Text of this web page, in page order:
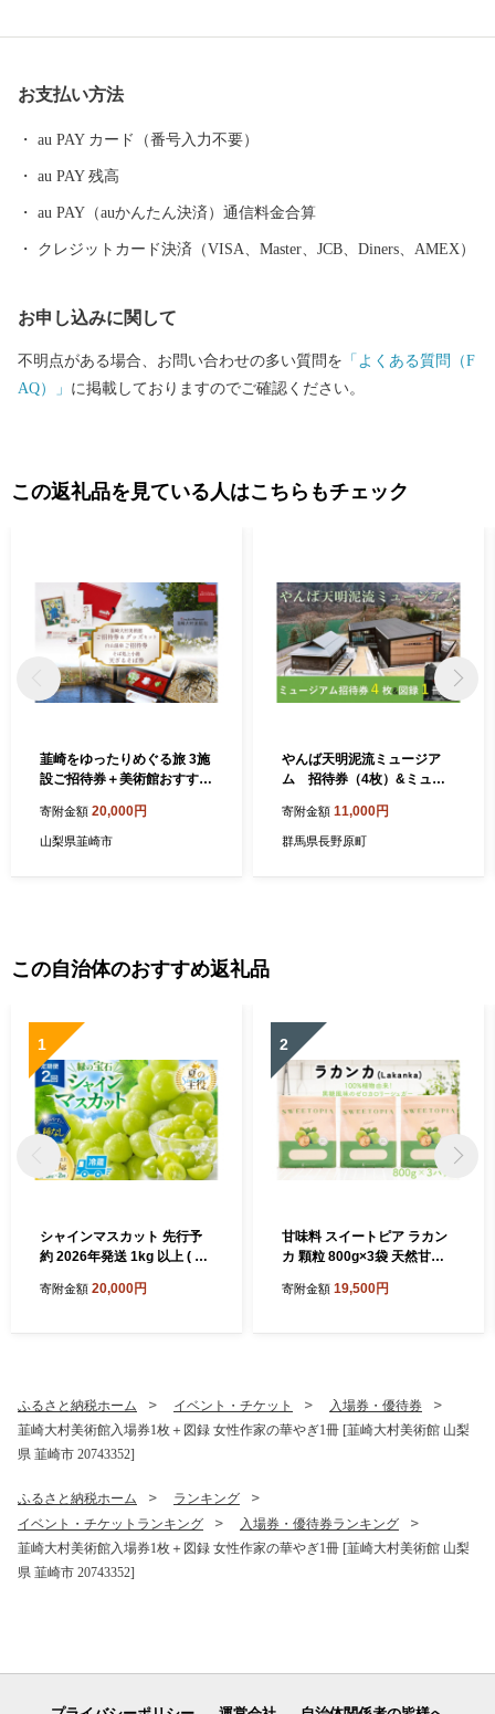
まちが、「にらさき」です。 ********************************
**************************************** お申し込みは24時間
返礼品・申込情報に関する問い合わせ＞ 山梨県韮崎市 ふるさと
納税サポートセンター：業務委託先 結デザイン有限会社 TE
L：050-3142-9277 Mail：nirasaki@yuidesign.jp 受付時間 9:
***********************************************************
***********
お支払い方法
au PAY カード（番号入力不要）
au PAY 残高
au PAY（auかんたん決済）通信料金合算
クレジットカード決済（VISA、Master、JCB、Diners、AMEX）
お申し込みに関して
不明点がある場合、お問い合わせの多い質問を 「よくある質問（F
AQ）」 に掲載しておりますのでご確認ください。
この返礼品を見ている人はこちらもチェック
韮崎をゆったりめぐる旅 3施
設ご招待券＋美術館おすすめ
県 韮崎市 20743353]
寄附金額 20,000円
山梨県韮崎市
やんば天明泥流ミュージア
ム 招待券（4枚）&ミュー
【入場券 おすすめ 群馬県 長
野原町 北軽井沢】
寄附金額 11,000円
群馬県長野原町
この自治体のおすすめ返礼品
1
シャインマスカット 先行予
約 2026年発送 1kg 以上 ( 2
頬張る幸福感 ～緑の宝石・
マスカット しゃいんますか
っと 葡萄 フルーツ 果物 くだ
もの 1キロ 山梨◎
寄附金額 20,000円
2
甘味料 スイートピア ラカン
カ 顆粒 800g×3袋 天然甘味
制限 ロカボ 糖類ゼロ ダイエ
寄附金額 19,500円
ふるさと納税ホーム イベント・チケット
入場券・優待券
韮崎大村美術館入場券1枚＋図録 女性作家の華やぎ1冊 [韮崎大村美術館 山梨
県 韮崎市 20743352]
ふるさと納税ホーム
ランキング
イベント・チケットランキング
入場券・優待券ランキング
韮崎大村美術館入場券1枚＋図録 女性作家の華やぎ1冊 [韮崎大村美術館 山梨
県 韮崎市 20743352]